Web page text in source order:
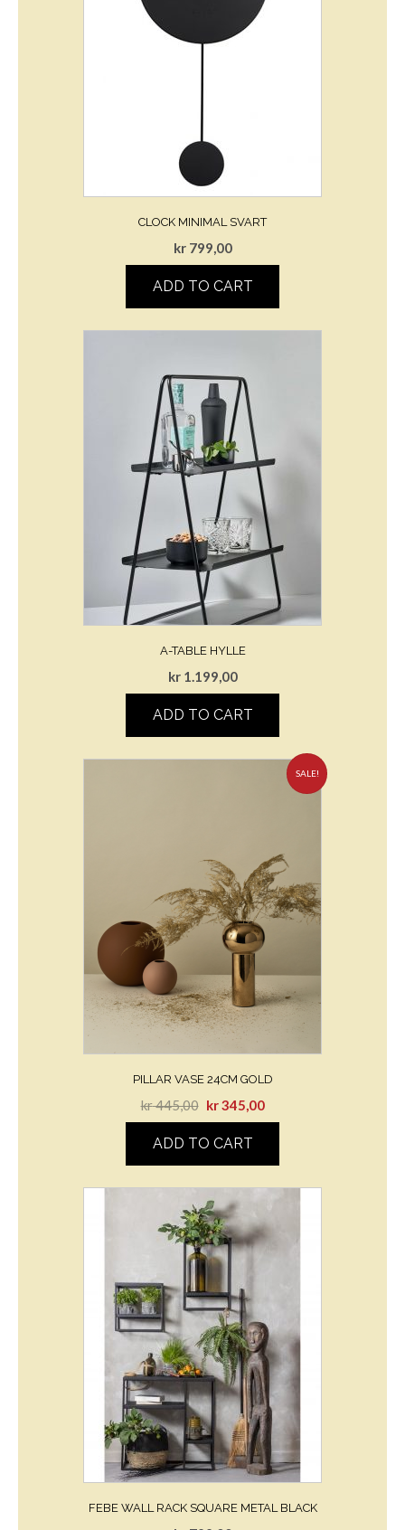
CLOCK MINIMAL SVART
kr799,00
ADD TO CART
A-TABLE HYLLE
kr1.199,00
ADD TO CART
SALE!
PILLAR VASE 24CM GOLD
kr445,00 kr345,00
ADD TO CART
FEBE WALL RACK SQUARE METAL BLACK